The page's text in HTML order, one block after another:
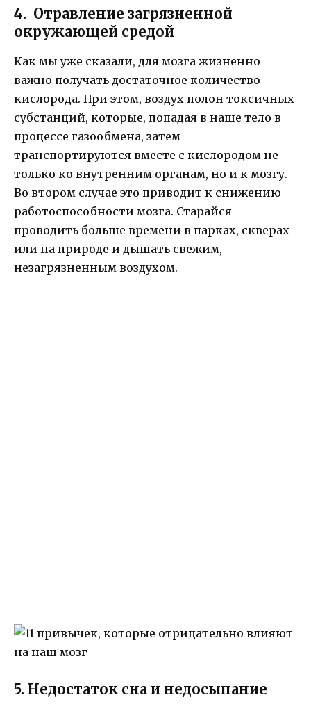
4. Отравление загрязненной
окружающей средой
Как мы уже сказали, для мозга жизненно
важно получать достаточное количество
кислорода. При этом, воздух полон токсичных
субстанций, которые, попадая в наше тело в
процессе газообмена, затем
транспортируются вместе с кислородом не
только ко внутренним органам, но и к мозгу.
Во втором случае это приводит к снижению
работоспособности мозга. Старайся
проводить больше времени в парках, скверах
или на природе и дышать свежим,
незагрязненным воздухом.
5. Недостаток сна и недосыпание